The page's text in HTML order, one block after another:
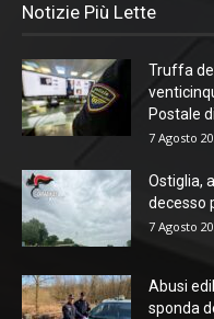
Notizie Più Lette
Truffa
Postale
7 Agosto
Ostiglia,
decesso
7 Agosto
Abusi
sponda